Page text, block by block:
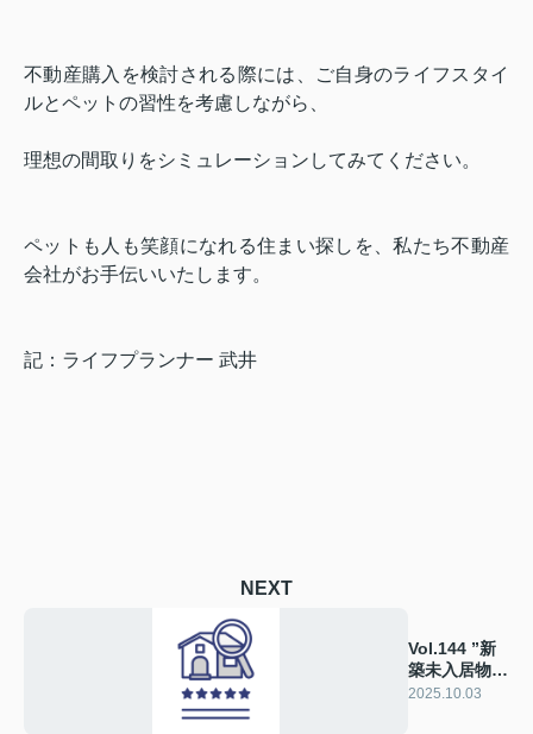
不動産購入を検討される際には、ご自身のライフスタイ
ルとペットの習性を考慮しながら、
理想の間取りをシミュレーションしてみてください。
ペットも人も笑顔になれる住まい探しを、私たち不動産
会社がお手伝いいたします。
記：ライフプランナー 武井
NEXT
Vol.144 ”新
築未入居物
件”ってどん
2025.10.03